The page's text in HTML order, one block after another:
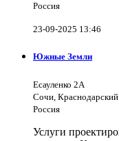
Россия
23-09-2025 13:46
Южные Земли
Есауленко 2А
Сочи,
Россия
Услуги